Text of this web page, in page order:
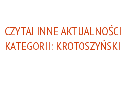
CZYTAJ INNE
KATEGORII: